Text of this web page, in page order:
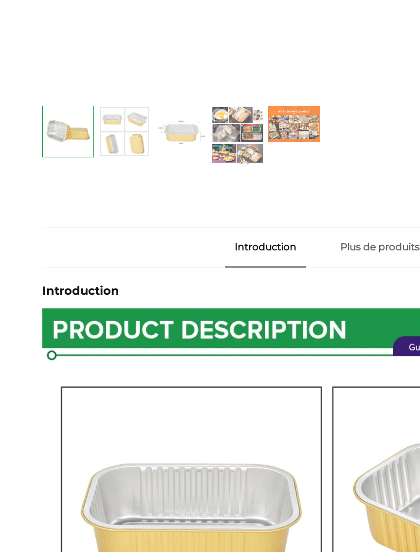
Introduction Plus de produits
Introduction